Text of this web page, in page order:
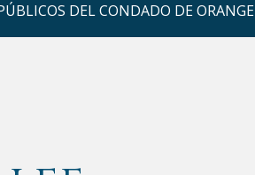
DEL CONDADO DE ORANGE